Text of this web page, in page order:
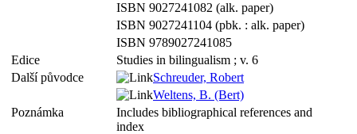
ISBN 9027241082 (alk. paper)
ISBN 9027241104 (pbk. : alk. paper)
ISBN 9789027241085
Edice
Studies in bilingualism ; v. 6
Další původce
Schreuder, Robert
Weltens, B. (Bert)
Poznámka
Includes bibliographical references and
index